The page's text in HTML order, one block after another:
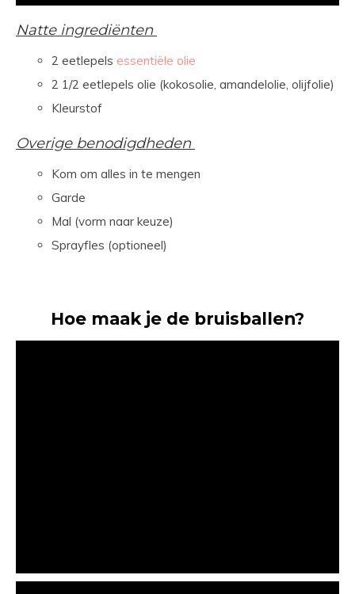
Natte ingrediënten
2 eetlepels essentiële olie
2 1/2 eetlepels olie (kokosolie, amandelolie, olijfolie)
Kleurstof
Overige benodigdheden
Kom om alles in te mengen
Garde
Mal (vorm naar keuze)
Sprayfles (optioneel)
Hoe maak je de bruisballen?